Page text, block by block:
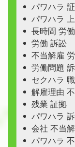
パワハラ
パワハラ 上
長時間 労
労働 訴訟
不当解雇
労働問題
セクハラ
解雇理由
残業 証拠
パワハラ
会社 不当
パワハラ